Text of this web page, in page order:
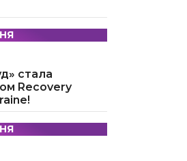
стала
Recovery